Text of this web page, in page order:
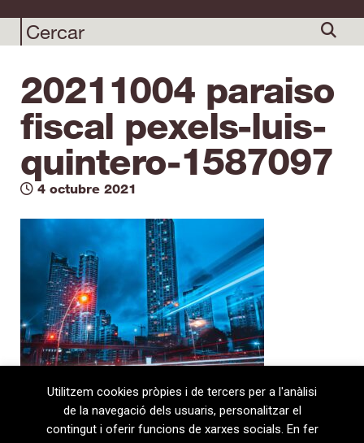
20211004 paraiso
fiscal pexels-luis-
quintero-1587097
4 octubre 2021
Utilitzem cookies pròpies i de tercers per a l'anàlisi
de la navegació dels usuaris, personalitzar el
contingut i oferir funcions de xarxes socials. En fer